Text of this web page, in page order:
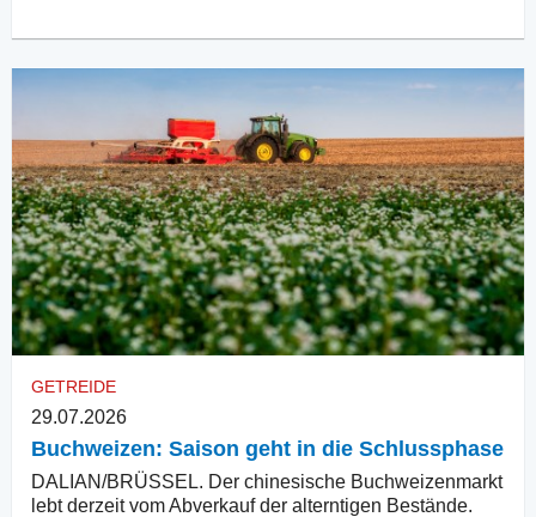
GETREIDE
29.07.2026
Buchweizen: Saison geht in die Schlussphase
DALIAN/BRÜSSEL. Der chinesische Buchweizenmarkt
lebt derzeit vom Abverkauf der alterntigen Bestände.